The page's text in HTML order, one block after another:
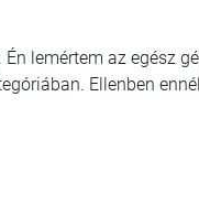
lemértem az egész
Ellenben